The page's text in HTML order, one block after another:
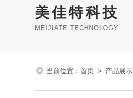
美佳特科技
MEIJIATE TECHNOLOGY
当前位置： 首页 > 产品展示